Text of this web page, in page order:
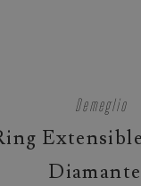
Demeglio